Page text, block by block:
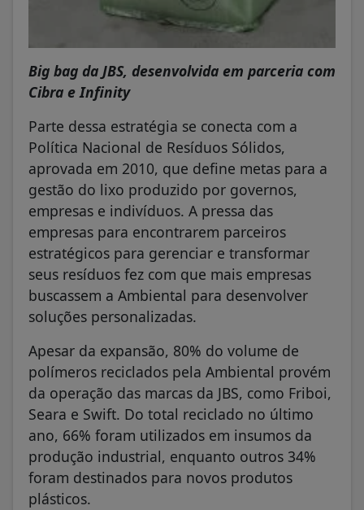
Big bag da JBS, desenvolvida em parceria com
Cibra e Infinity
Parte dessa estratégia se conecta com a
Política Nacional de Resíduos Sólidos,
aprovada em 2010, que define metas para a
gestão do lixo produzido por governos,
empresas e indivíduos. A pressa das
empresas para encontrarem parceiros
estratégicos para gerenciar e transformar
seus resíduos fez com que mais empresas
buscassem a Ambiental para desenvolver
soluções personalizadas.
Apesar da expansão, 80% do volume de
polímeros reciclados pela Ambiental provém
da operação das marcas da JBS, como Friboi,
Seara e Swift. Do total reciclado no último
ano, 66% foram utilizados em insumos da
produção industrial, enquanto outros 34%
foram destinados para novos produtos
plásticos.